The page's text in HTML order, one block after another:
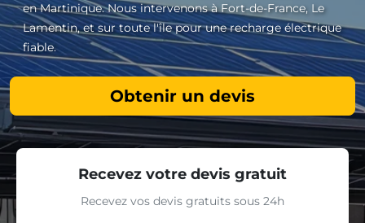
en Martinique. Nous intervenons à Fort-de-France, Le
Lamentin, et sur toute l'île pour une recharge électrique
fiable.
Obtenir un devis
Recevez votre devis gratuit
Recevez vos devis gratuits sous 24h